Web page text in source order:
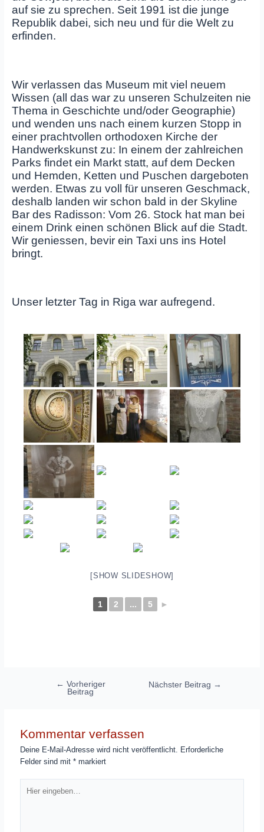
auf sie zu sprechen. Seit 1991 ist die junge
Republik dabei, sich neu und für die Welt zu
erfinden.
Wir verlassen das Museum mit viel neuem
Wissen (all das war zu unseren Schulzeiten nie
Thema in Geschichte und/oder Geographie)
und wenden uns nach einem kurzen Stopp in
einer prachtvollen orthodoxen Kirche der
Handwerkskunst zu: In einem der zahlreichen
Parks findet ein Markt statt, auf dem Decken
und Hemden, Ketten und Puschen dargeboten
werden. Etwas zu voll für unseren Geschmack,
deshalb landen wir schon bald in der Skyline
Bar des Radisson: Vom 26. Stock hat man bei
einem Drink einen schönen Blick auf die Stadt.
Wir geniessen, bevir ein Taxi uns ins Hotel
bringt.
Unser letzter Tag in Riga war aufregend.
[SHOW SLIDESHOW]
1 2 ... 5 ►
Beitragsnavigation
← Vorheriger
Beitrag
Nächster Beitrag →
Kommentar verfassen
Deine E-Mail-Adresse wird nicht veröffentlicht. Erforderliche
Felder sind mit* markiert
eingeben…